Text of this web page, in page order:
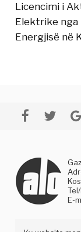
Licencimi i
Elektrike
Energjisë në
E-